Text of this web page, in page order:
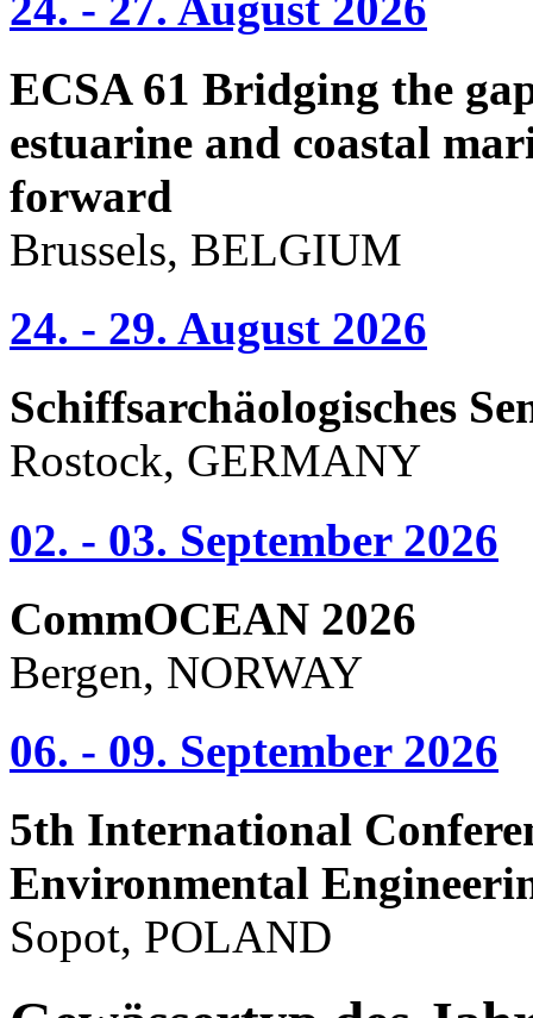
ECSA 61 Bridging the
estuarine and coastal
forward
Brussels, BELGIUM
24. - 29. August 2026
Schiffsarchäologisches
Rostock, GERMANY
02. - 03. September 2026
CommOCEAN 2026
Bergen, NORWAY
06. - 09. September 2026
5th International
Environmental
Sopot, POLAND